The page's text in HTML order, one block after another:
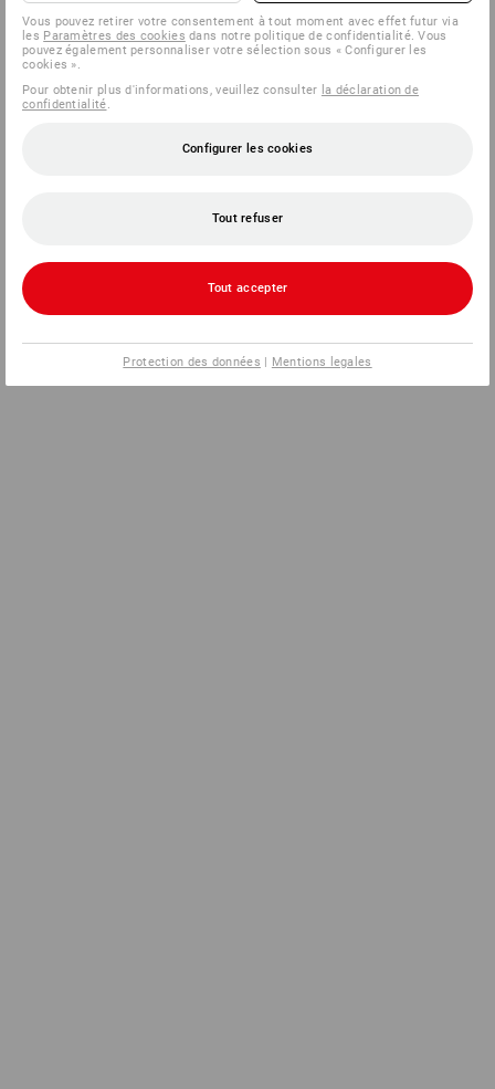
Vous pouvez retirer votre consentement à tout moment avec effet futur via
les Paramètres des cookies dans notre politique de confidentialité. Vous
pouvez également personnaliser votre sélection sous « Configurer les
cookies ».
Pour obtenir plus d'informations, veuillez consulter la déclaration de
confidentialité
Configurer les cookies
Tout refuser
Tout accepter
Protection des données | Mentions legales